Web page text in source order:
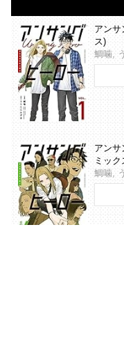
アンサ
ス)
鯛噛,
アンサ
ミック
鯛噛,